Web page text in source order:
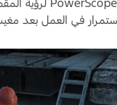
في العمل بعد